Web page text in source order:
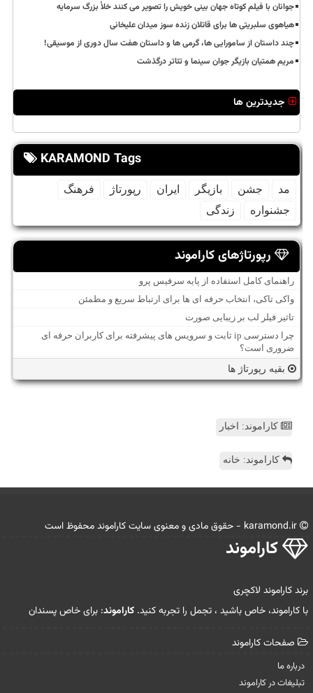
جوانان با فیلم کوتاه جهان بینی خویش را تصویر می کنند خلأ بزرگ سرمایه
هیاهوی سلبریتی ها برای قاتلان زنده سوز میدان علیخانی
چند داستان از سامورایی ها، گرمی ها و داستان هفت سال دوری از موسیقی!
مریم همتیان بازیگر جوان سینما و تئاتر درگذشت
جدیدترین ها
KARAMOND Tags
مد جشن بازیگر ایران رپورتاژ
فرهنگ
جشنواره
زندگی
رپورتاژهای کاراموند
راهنمای کامل استفاده از پایه سرفیس پرو
واکی تاکی، انتخاب حرفه ای ها برای ارتباط سریع و مطمئن
تاثیر فیلر لب بر زیبایی صورت
چرا دسترسی ip ثابت و سرویس های پیشرفته برای کاربران حرفه ای
ضروری است؟
بقیه رپورتاژ ها
کاراموند: اخبار
کاراموند: خانه
كاراموند
برند کاراموند لاکچری
با کاراموند، خاص باشید ، تجمل را تجربه کنید. کاراموند: برای خاص پسندان
صفحات كاراموند
درباره ما
تبلیغات در كاراموند